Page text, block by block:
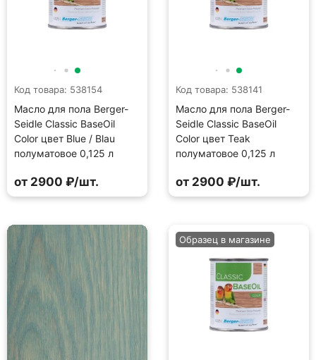
Код товара: 538154
Масло для пола Berger-
Seidle Classic BaseOil
Color цвет Blue / Blau
полуматовое 0,125 л
от 2900 ₽/шт.
Код товара: 538141
Масло для пола Berger-
Seidle Classic BaseOil
Color цвет Teak
полуматовое 0,125 л
от 2900 ₽/шт.
Образец в магазине